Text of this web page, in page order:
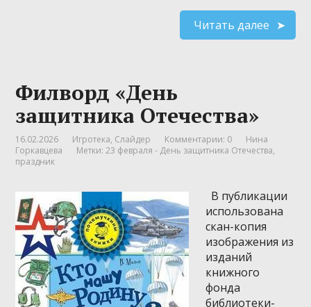
Читать далее
Филворд «День
защитника Отечества»
16.02.2026 Игротека, Слайдер Комментарии: 0
Нина
Горкавцева
Метки:23 февраля - День защитника Отечества,
праздник
В публикации
использована
скан-копия
изображения из
изданий
книжного
фонда
библиотеки-